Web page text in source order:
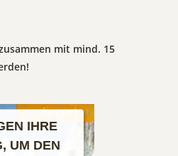
mit mind. 15
IHRE
UM DEN